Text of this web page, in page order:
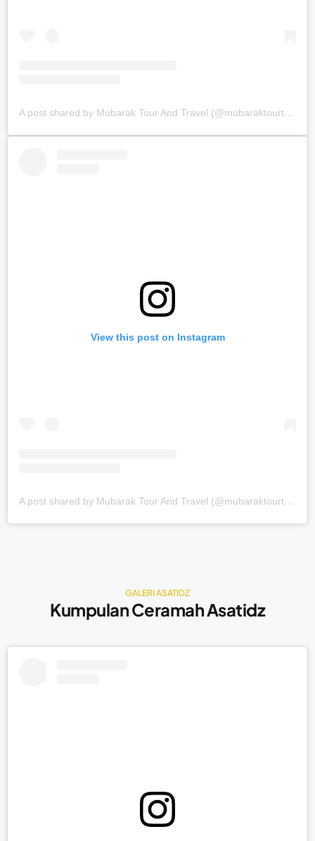
A post shared by Mubarak Tour And Travel (@mubaraktourtravel.id)
View this post on Instagram
A post shared by Mubarak Tour And Travel (@mubaraktourtravel.id)
GALERI ASATIDZ
Kumpulan Ceramah Asatidz